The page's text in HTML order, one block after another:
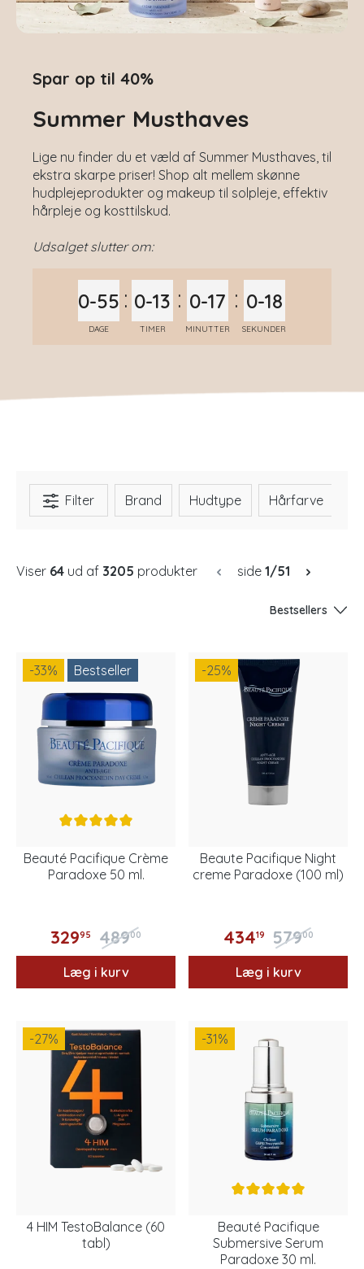
Spar op til 40%
Summer Musthaves
Lige nu finder du et væld af Summer Musthaves, til
ekstra skarpe priser! Shop alt mellem skønne
hudplejeprodukter og makeup til solpleje, effektiv
hårpleje og kosttilskud.
Udsalget slutter om:
0-55
DAGE
: 0-13
TIMER
: 0-17
MINUTTER
: 0-20
SEKUNDER
Filter Brand Hudtype Hårfarve
Viser 64 ud af 3205 produkter side 1/51
Bestsellers
-33% Bestseller
Beauté Pacifique Crème
Paradoxe 50 ml.
32995 48900
Læg i kurv
-25%
Beaute Pacifique Night
creme Paradoxe (100 ml)
43419 57900
Læg i kurv
-27%
4 HIM TestoBalance (60
tabl)
-31%
Beauté Pacifique
Submersive Serum
Paradoxe 30 ml.